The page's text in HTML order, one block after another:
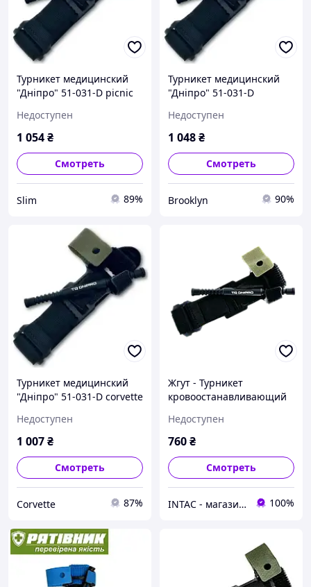
Турникет медицинский
"Дніпро" 51-031-D picnic
Недоступен
1 054₴
Смотреть
Slim 89%
Турникет медицинский
"Дніпро" 51-031-D
Недоступен
1 048₴
Смотреть
Brooklyn 90%
Турникет медицинский
"Дніпро" 51-031-D corvette
Недоступен
1 007₴
Смотреть
Corvette 87%
Жгут - Турникет
кровоостанавливающий
Недоступен
760₴
Смотреть
INTAC - магазин военно-тактического снаряжения 100%